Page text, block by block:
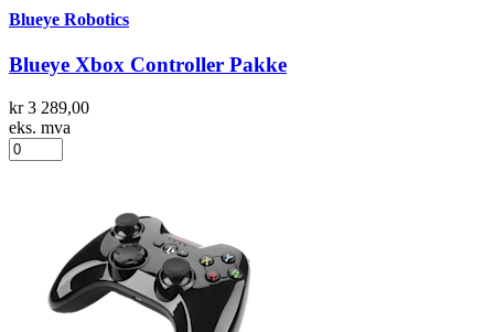
Blueye Robotics
Blueye Xbox Controller Pakke
kr 3 289,00
eks. mva